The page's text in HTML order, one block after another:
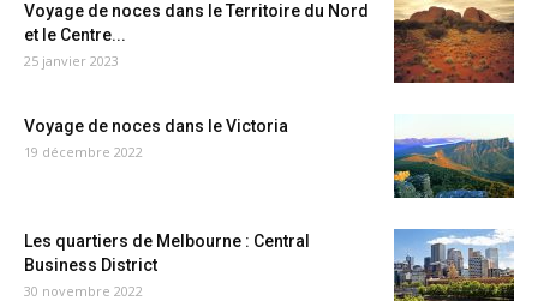
Voyage de noces dans le Territoire du Nord
et le Centre...
25 janvier 2023
Voyage de noces dans le Victoria
19 décembre 2022
Les quartiers de Melbourne : Central
Business District
30 novembre 2022